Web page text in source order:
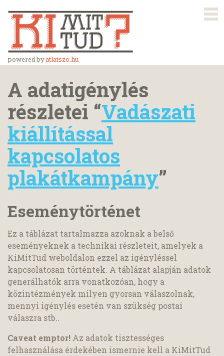
powered byatlatszo.hu
A adatigénylés
részletei “Vadászati
kiállítással
kapcsolatos
plakátkampány”
Eseménytörténet
Ez a táblázat tartalmazza azoknak a belső
eseményeknek a technikai részleteit, amelyek a
KiMitTud weboldalon ezzel az igényléssel
kapcsolatosan történtek. A táblázat alapján adatok
generálhatók arra vonatkozóan, hogy a
közintézmények milyen gyorsan válaszolnak,
mennyi igénylés esetén van szükség postai
válaszra stb..
Caveat emptor! Az adatok tisztességes
felhasználása érdekében ismernie kell a KiMitTud